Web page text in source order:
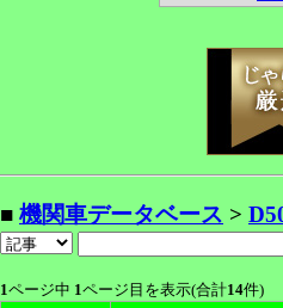
■ 機関車データベース >
1ページ中 1ページ目を表示(合計14件)